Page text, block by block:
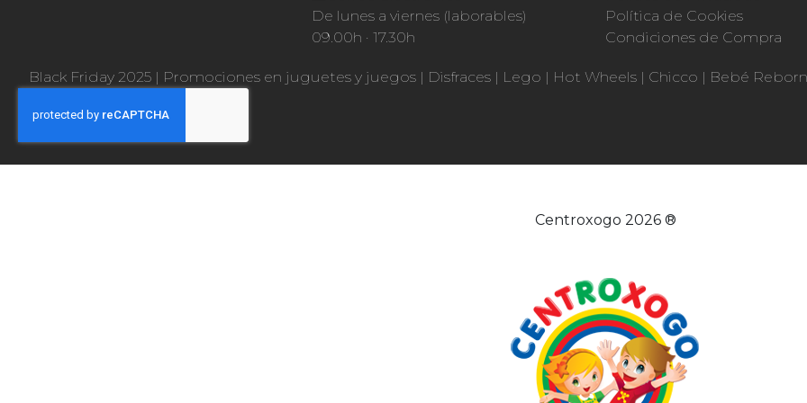
De lunes a viernes (laborables)
09.00h · 17.30h
Política de Cookies
Condiciones de Compra
Black Friday 2025 | Promociones en juguetes y juegos | Disfraces | Lego | Hot Wheels | Chicco | Bebé Reborn
Centroxogo 2026 ®